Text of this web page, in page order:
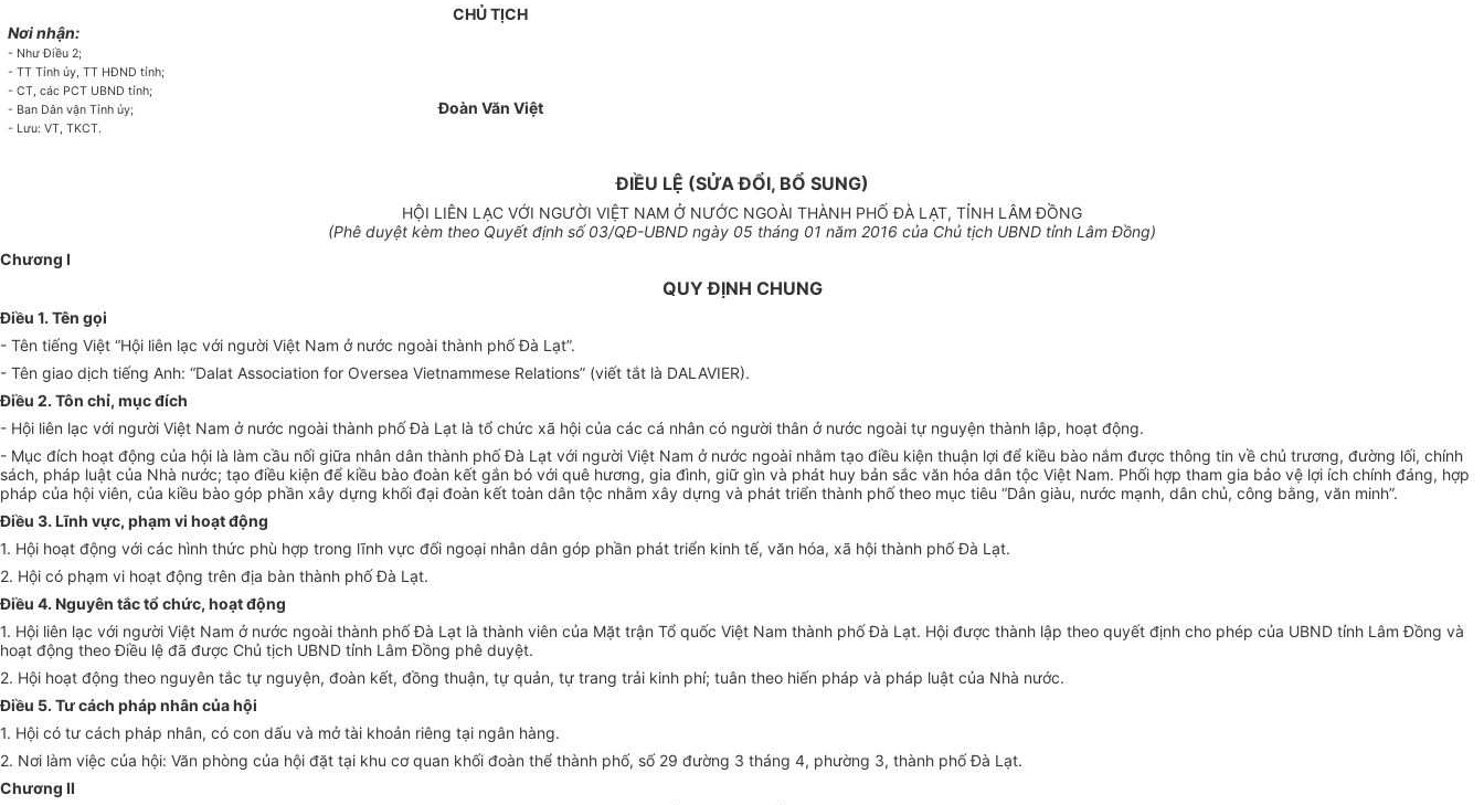
Nơi nhận:
- Như Điều 2;
- TT Tỉnh ủy, TT HĐND tỉnh;
- CT, các PCT UBND tỉnh;
- Ban Dân vận Tỉnh ủy;
- Lưu: VT, TKCT.
CHỦ TỊCH
Đoàn Văn Việt
ĐIỀU LỆ (SỬA ĐỔI, BỔ SUNG)
HỘI LIÊN LẠC VỚI NGƯỜI VIỆT NAM Ở NƯỚC NGOÀI THÀNH PHỐ ĐÀ LẠT, TỈNH LÂM ĐỒNG
(Phê duyệt kèm theo Quyết định số 03/QĐ-UBND ngày 05 tháng 01 năm 2016 của Chủ tịch UBND tỉnh Lâm Đồng)
Chương I
QUY ĐỊNH CHUNG
Điều 1. Tên gọi
- Tên tiếng Việt “Hội liên lạc với người Việt Nam ở nước ngoài thành phố Đà Lạt”.
- Tên giao dịch tiếng Anh: “Dalat Association for Oversea Vietnammese Relations” (viết tắt là DALAVIER).
Điều 2. Tôn chỉ, mục đích
- Hội liên lạc với người Việt Nam ở nước ngoài thành phố Đà Lạt là tổ chức xã hội của các cá nhân có người thân ở nước ngoài tự nguyện thành lập, hoạt động.
- Mục đích hoạt động của hội là làm cầu nối giữa nhân dân thành phố Đà Lạt với người Việt Nam ở nước ngoài nhằm tạo điều kiện thuận lợi để kiều bào nắm được thông tin về chủ trương, đường lối, chính
sách, pháp luật của Nhà nước; tạo điều kiện để kiều bào đoàn kết gắn bó với quê hương, gia đình, giữ gìn và phát huy bản sắc văn hóa dân tộc Việt Nam. Phối hợp tham gia bảo vệ lợi ích chính đáng, hợp
pháp của hội viên, của kiều bào góp phần xây dựng khối đại đoàn kết toàn dân tộc nhằm xây dựng và phát triển thành phố theo mục tiêu “Dân giàu, nước mạnh, dân chủ, công bằng, văn minh”.
Điều 3. Lĩnh vực, phạm vi hoạt động
1. Hội hoạt động với các hình thức phù hợp trong lĩnh vực đối ngoại nhân dân góp phần phát triển kinh tế, văn hóa, xã hội thành phố Đà Lạt.
2. Hội có phạm vi hoạt động trên địa bàn thành phố Đà Lạt.
Điều 4. Nguyên tắc tổ chức, hoạt động
1. Hội liên lạc với người Việt Nam ở nước ngoài thành phố Đà Lạt là thành viên của Mặt trận Tổ quốc Việt Nam thành phố Đà Lạt. Hội được thành lập theo quyết định cho phép của UBND tỉnh Lâm Đồng và
hoạt động theo Điều lệ đã được Chủ tịch UBND tỉnh Lâm Đồng phê duyệt.
2. Hội hoạt động theo nguyên tắc tự nguyện, đoàn kết, đồng thuận, tự quản, tự trang trải kinh phí; tuân theo hiến pháp và pháp luật của Nhà nước.
Điều 5. Tư cách pháp nhân của hội
1. Hội có tư cách pháp nhân, có con dấu và mở tài khoản riêng tại ngân hàng.
2. Nơi làm việc của hội: Văn phòng của hội đặt tại khu cơ quan khối đoàn thể thành phố, số 29 đường 3 tháng 4, phường 3, thành phố Đà Lạt.
Chương II